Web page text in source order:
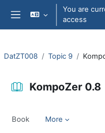
Skip to main content
You are
access
DatZT008 Topic 9
KompoZer 0.8
Book More